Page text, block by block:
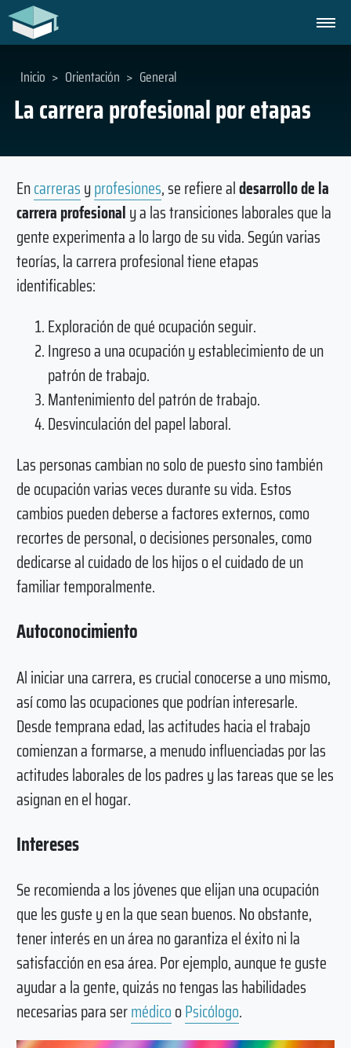
La carrera profesional por etapas
Inicio > Orientación > General
Encarrerasyprofesiones, se refiere aldesarrollo de la
carrera profesionaly a las transiciones laborales que la
gente experimenta a lo largo de su vida. Según varias
teorías, la carrera profesional tiene etapas
identificables:
Exploración de qué ocupación seguir.
Ingreso a una ocupación y establecimiento de un
patrón de trabajo.
Mantenimiento del patrón de trabajo.
Desvinculación del papel laboral.
Las personas cambian no solo de puesto sino también
de ocupación varias veces durante su vida. Estos
cambios pueden deberse a factores externos, como
recortes de personal, o decisiones personales, como
dedicarse al cuidado de los hijos o el cuidado de un
familiar temporalmente.
Autoconocimiento
Al iniciar una carrera, es crucial conocerse a uno mismo,
así como las ocupaciones que podrían interesarle.
Desde temprana edad, las actitudes hacia el trabajo
comienzan a formarse, a menudo influenciadas por las
actitudes laborales de los padres y las tareas que se les
asignan en el hogar.
Intereses
Se recomienda a los jóvenes que elijan una ocupación
que les guste y en la que sean buenos. No obstante,
tener interés en un área no garantiza el éxito ni la
satisfacción en esa área. Por ejemplo, aunque te guste
ayudar a la gente, quizás no tengas las habilidades
necesarias para sermédicooPsicólogo.